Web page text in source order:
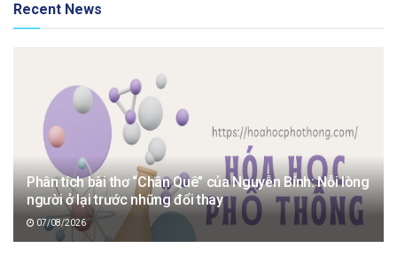
Recent News
Phân tích bài thơ “Chân Quê” của Nguyễn Bính: Nỗi lòng
người ở lại trước những đổi thay
07/08/2026